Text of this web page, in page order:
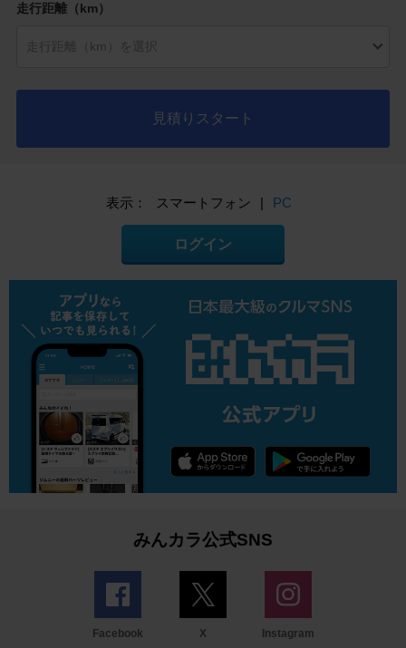
走行距離（km）
見積りスタート
表示： スマートフォン | PC
ログイン
みんカラ公式SNS
Facebook X Instagram